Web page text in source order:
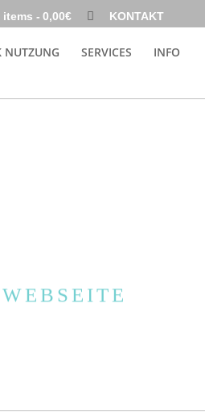
items 0,00€ KONTAKT
NUTZUNG SERVICES INFO